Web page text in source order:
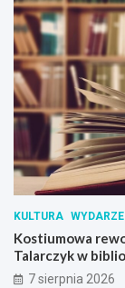
n
i
a
k
a
w
D
w
o
r
k
r
z
y
KULTURA
Kostiumowa
Talarczyk w
7 sierpnia 2026